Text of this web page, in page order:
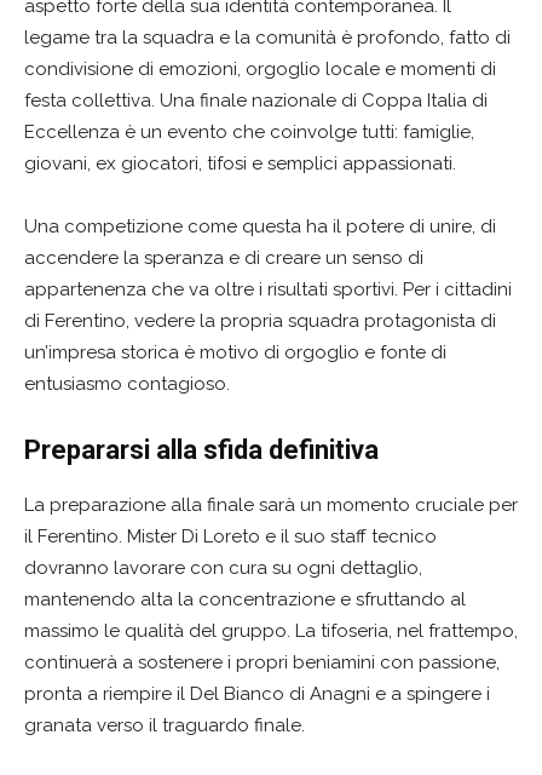
aspetto forte della sua identità contemporanea. Il
legame tra la squadra e la comunità è profondo, fatto di
condivisione di emozioni, orgoglio locale e momenti di
festa collettiva. Una finale nazionale di Coppa Italia di
Eccellenza è un evento che coinvolge tutti: famiglie,
giovani, ex giocatori, tifosi e semplici appassionati.
Una competizione come questa ha il potere di unire, di
accendere la speranza e di creare un senso di
appartenenza che va oltre i risultati sportivi. Per i cittadini
di Ferentino, vedere la propria squadra protagonista di
un’impresa storica è motivo di orgoglio e fonte di
entusiasmo contagioso.
Prepararsi alla sfida definitiva
La preparazione alla finale sarà un momento cruciale per
il Ferentino. Mister Di Loreto e il suo staff tecnico
dovranno lavorare con cura su ogni dettaglio,
mantenendo alta la concentrazione e sfruttando al
massimo le qualità del gruppo. La tifoseria, nel frattempo,
continuerà a sostenere i propri beniamini con passione,
pronta a riempire il Del Bianco di Anagni e a spingere i
granata verso il traguardo finale.